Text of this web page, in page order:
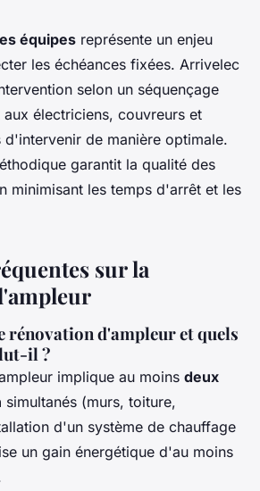
équipes représente un enjeu
les échéances fixées. Arrivelec
selon un séquençage
électriciens, couvreurs et
d'intervenir de manière optimale.
garantit la qualité des
minimisant les temps d'arrêt et les
sur la
rénovation d'ampleur et quels
il ?
implique au moins deux
simultanés (murs, toiture,
d'un système de chauffage
un gain énergétique d'au moins